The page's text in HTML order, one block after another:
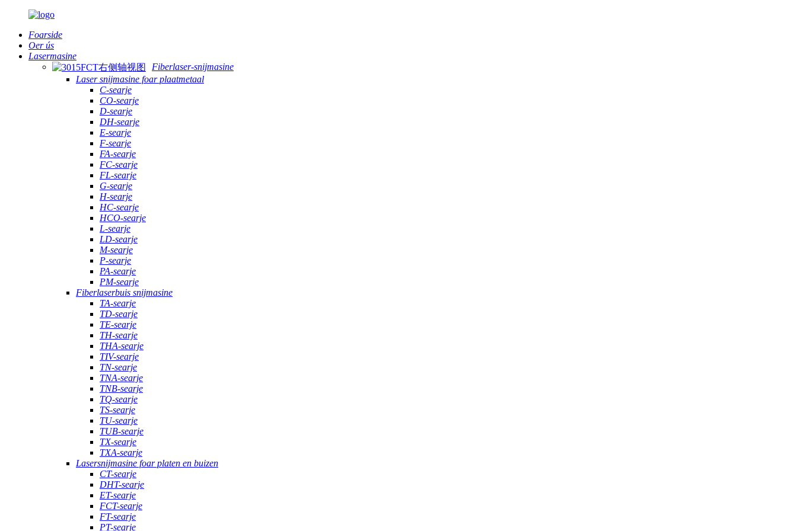
Foarside
Oer ús
Lasermasine
Fiberlaser-snijmasine
Laser snijmasine foar plaatmetaal
C-searje
CO-searje
D-searje
DH-searje
E-searje
F-searje
FA-searje
FC-searje
FL-searje
G-searje
H-searje
HC-searje
HCO-searje
L-searje
LD-searje
M-searje
P-searje
PA-searje
PM-searje
Fiberlaserbuis snijmasine
TA-searje
TD-searje
TE-searje
TH-searje
THA-searje
TIV-searje
TN-searje
TNA-searje
TNB-searje
TQ-searje
TS-searje
TU-searje
TUB-searje
TX-searje
TXA-searje
Lasersnijmasine foar platen en buizen
CT-searje
DHT-searje
ET-searje
FCT-searje
FT-searje
PT-searje